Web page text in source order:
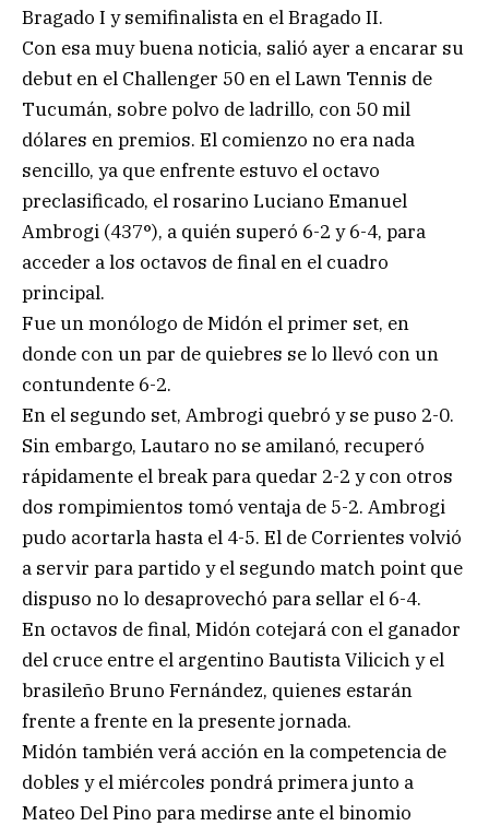
Bragado I y semifinalista en el Bragado II.
Con esa muy buena noticia, salió ayer a encarar su
debut en el Challenger 50 en el Lawn Tennis de
Tucumán, sobre polvo de ladrillo, con 50 mil
dólares en premios. El comienzo no era nada
sencillo, ya que enfrente estuvo el octavo
preclasificado, el rosarino Luciano Emanuel
Ambrogi (437°), a quién superó 6-2 y 6-4, para
acceder a los octavos de final en el cuadro
principal.
Fue un monólogo de Midón el primer set, en
donde con un par de quiebres se lo llevó con un
contundente 6-2.
En el segundo set, Ambrogi quebró y se puso 2-0.
Sin embargo, Lautaro no se amilanó, recuperó
rápidamente el break para quedar 2-2 y con otros
dos rompimientos tomó ventaja de 5-2. Ambrogi
pudo acortarla hasta el 4-5. El de Corrientes volvió
a servir para partido y el segundo match point que
dispuso no lo desaprovechó para sellar el 6-4.
En octavos de final, Midón cotejará con el ganador
del cruce entre el argentino Bautista Vilicich y el
brasileño Bruno Fernández, quienes estarán
frente a frente en la presente jornada.
Midón también verá acción en la competencia de
dobles y el miércoles pondrá primera junto a
Mateo Del Pino para medirse ante el binomio